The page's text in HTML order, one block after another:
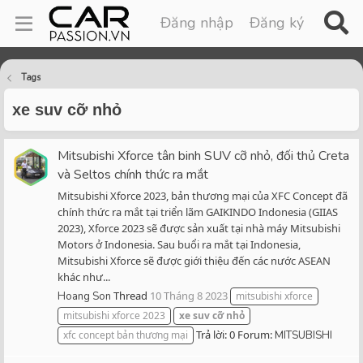
Đăng nhập Đăng ký
Tags
xe suv cỡ nhỏ
Mitsubishi Xforce tân binh SUV cỡ nhỏ, đối thủ Creta
và Seltos chính thức ra mắt
Mitsubishi Xforce 2023, bản thương mại của XFC Concept đã
chính thức ra mắt tại triển lãm GAIKINDO Indonesia (GIIAS
2023), Xforce 2023 sẽ được sản xuất tại nhà máy Mitsubishi
Motors ở Indonesia. Sau buổi ra mắt tại Indonesia,
Mitsubishi Xforce sẽ được giới thiệu đến các nước ASEAN
khác như...
Hoang Son Thread 10 Tháng 8 2023
mitsubishi xforce
mitsubishi xforce 2023
xesuvcỡ nhỏ
xfc concept bản thương mại
Trả lời: 0 Forum:MITSUBISHI